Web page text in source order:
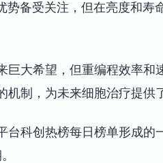
势备受关注，但在亮度和寿
巨大希望，但重编程效率
制，为未来细胞治疗提供
台科创热榜每日榜单形成的